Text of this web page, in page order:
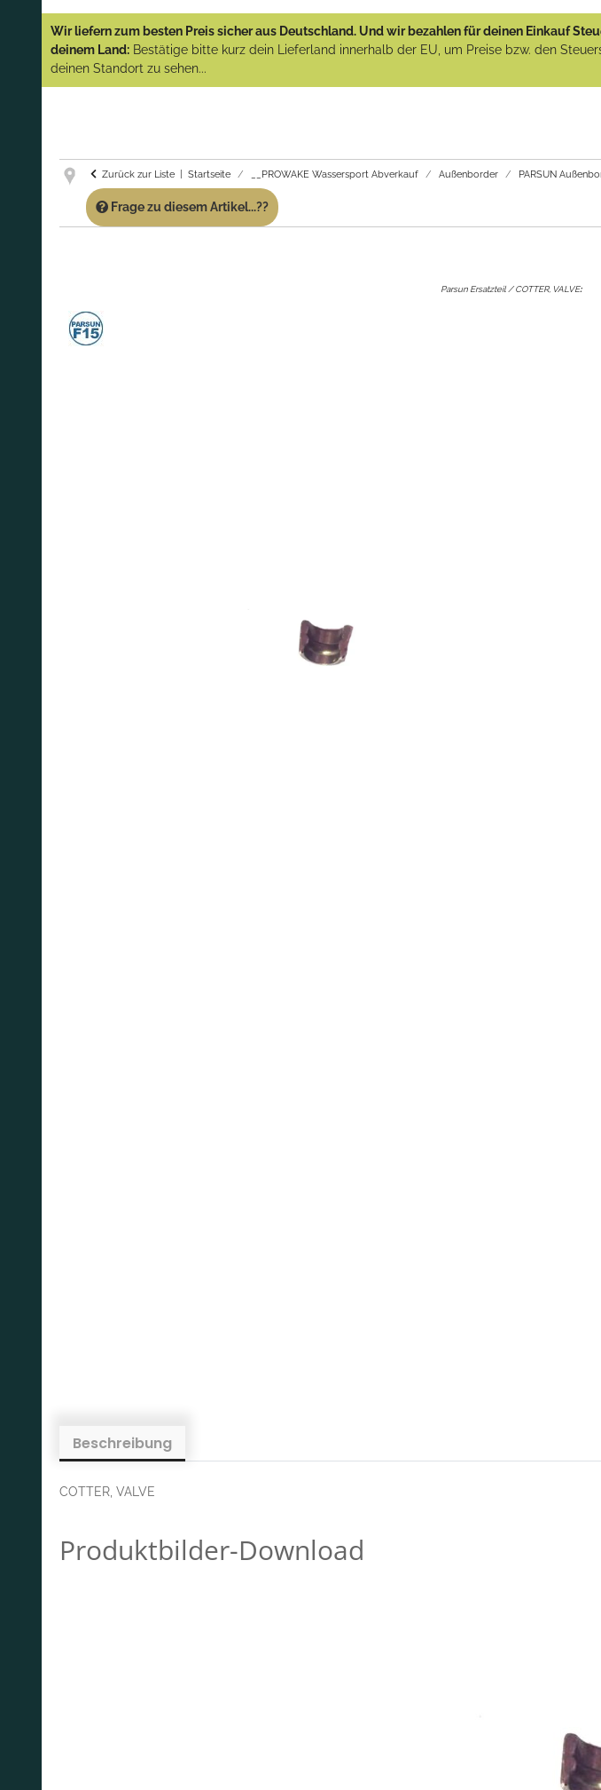
(Abverkauf)!
GARANTIE UND SERVICE:
Artikeln einfach an!
Wir liefern zum besten Preis sicher aus Deutschland. Und wir bezahlen für deinen Einkauf
deinem Land: Bestätige bitte kurz dein Lieferland innerhalb der EU, um Preise bzw. den
deinen Standort zu sehen...
Zurück zur Liste Startseite __PROWAKE Wassersport Abverkauf Außenborder PARSUN
Frage zu diesem Artikel...??
Parsun Ersatzteil / COTTER, VALVE:
Beschreibung
COTTER, VALVE
Produktbilder-Download